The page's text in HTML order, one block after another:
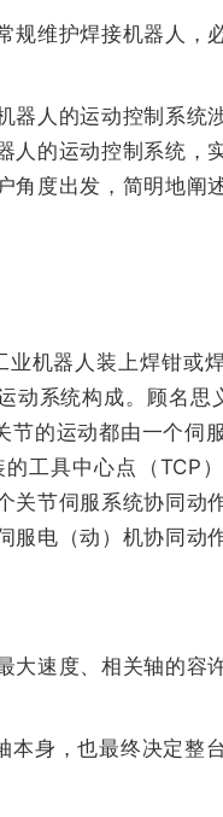
规维护焊接机器人，
人的运动控制系统
人的运动控制系统，
角度出发，简明地阐
机器人装上焊钳或
动系统构成。顾名思
的运动都由一个伺
工具中心点（TCP
关节伺服系统协同动
服电（动）机协同动
速度、相关轴的容
身，也最终决定整